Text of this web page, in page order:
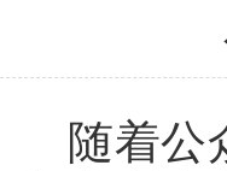
随着公众